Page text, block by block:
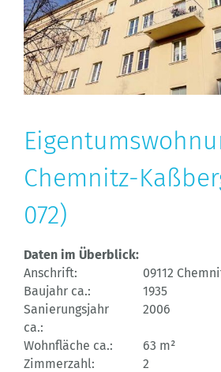
Chemnitz-
072)
Daten im Überblick:
Anschrift:
09112
Baujahr ca.:
1935
Sanierungsjahr
ca.:
2006
Wohnfläche ca.:
63 m²
Zimmerzahl:
2